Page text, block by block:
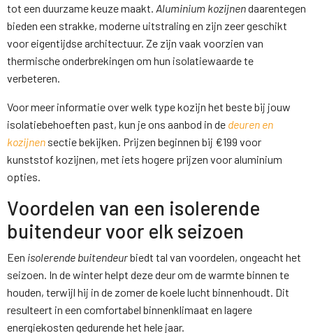
tot een duurzame keuze maakt. Aluminium kozijnendaarentegen
bieden een strakke, moderne uitstraling en zijn zeer geschikt
voor eigentijdse architectuur. Ze zijn vaak voorzien van
thermische onderbrekingen om hun isolatiewaarde te
verbeteren.
Voor meer informatie over welk type kozijn het beste bij jouw
isolatiebehoeften past, kun je ons aanbod in de deuren en
kozijnen sectie bekijken. Prijzen beginnen bij €199 voor
kunststof kozijnen, met iets hogere prijzen voor aluminium
opties.
Voordelen van een isolerende
buitendeur voor elk seizoen
Een isolerende buitendeurbiedt tal van voordelen, ongeacht het
seizoen. In de winter helpt deze deur om de warmte binnen te
houden, terwijl hij in de zomer de koele lucht binnenhoudt. Dit
resulteert in een comfortabel binnenklimaat en lagere
energiekosten gedurende het hele jaar.